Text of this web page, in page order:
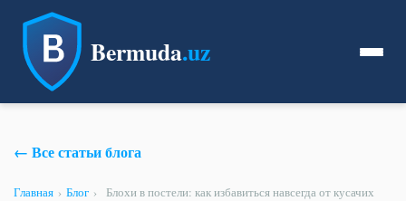
Bermuda.uz
← Все статьи блога
Главная › Блог ›
Блохи в постели: как избавиться навсегда от кусачих